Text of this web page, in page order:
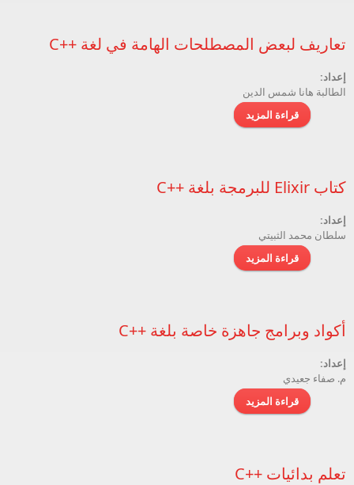
تعاريف لبعض المصطلحات الهامة في لغة ++C
إعداد:
الطالبة هانا شمس الدين
قراءة المزيد حول تعاريف لبعض المصطلحات الهامة في لغة ++C
كتاب Elixir للبرمجة بلغة ++C
إعداد:
سلطان محمد الثبيتي
قراءة المزيد حول كتاب Elixir للبرمجة بلغة ++C
أكواد وبرامج جاهزة خاصة بلغة ++C
إعداد:
م. صفاء جعيدي
قراءة المزيد حول أكواد وبرامج جاهزة خاصة بلغة ++C
تعلم بدائيات ++C